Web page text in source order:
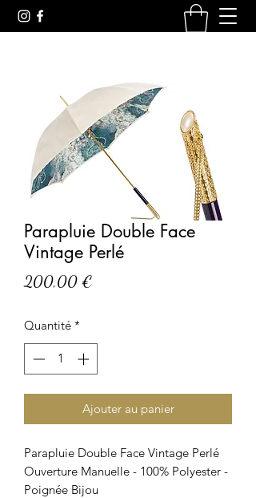
Parapluie Double Face
Vintage Perlé
200,00 €
Quantité *
Ajouter au panier
Parapluie Double Face Vintage Perlé
Ouverture Manuelle - 100% Polyester -
Poignée Bijou